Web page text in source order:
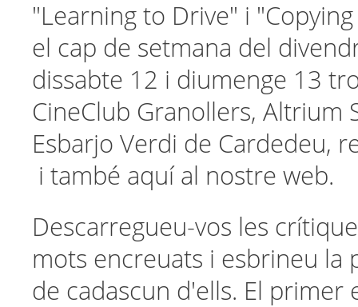
"Learning to Drive" i
el cap de setmana del
dissabte 12 i diumenge 13
CineClub Granollers, Altrium
Esbarjo Verdi de Cardedeu,
i també aquí al nostre web.
Descarregueu-vos les
mots encreuats i esbrineu la
de cadascun d'ells. El primer